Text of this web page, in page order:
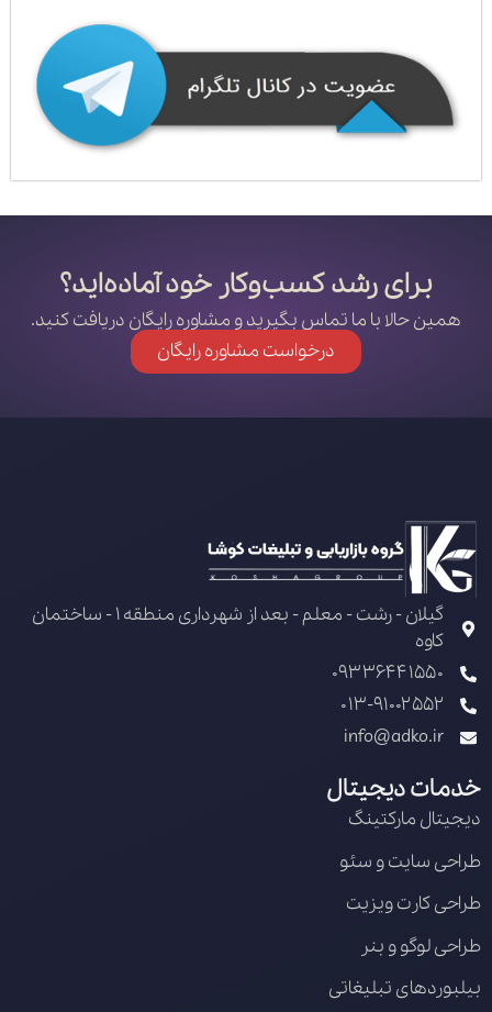
برای رشد کسب‌وکار خود آماده‌اید؟
همین حالا با ما تماس بگیرید و مشاوره رایگان دریافت کنید.
درخواست مشاوره رایگان
گیلان - رشت - معلم - بعد از شهرداری منطقه 1 - ساختمان
کاوه
09336441550
013-91002552
info@adko.ir
خدمات دیجیتال
دیجیتال مارکتینگ
طراحی سایت و سئو
طراحی کارت ویزیت
طراحی لوگو و بنر
بیلبوردهای تبلیغاتی